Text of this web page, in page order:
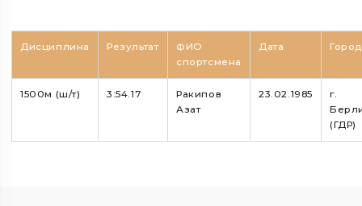
Дисциплина Результат
ФИО
спортсмена
Дата Город
1500м (ш/т) 3:54.17
Ракипов
Азат
23.02.1985
г.
(ГДР)